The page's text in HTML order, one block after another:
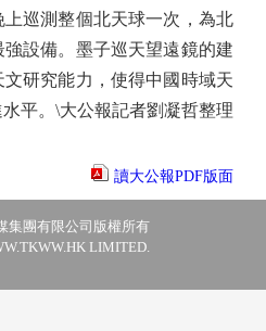
巡測整個北天球一次，為北
設備。墨子巡天望遠鏡的建
研究能力，使得中國時域天
平。\大公報記者劉凝哲整理
讀大公報PDF版面
集團有限公司版權所有
LIMITED.